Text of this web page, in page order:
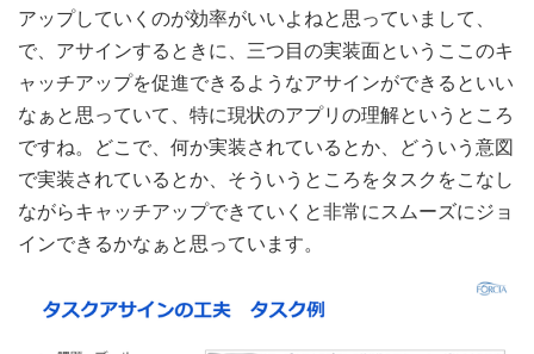
アップしていくのが効率がいいよねと思っていまして、
で、アサインするときに、三つ目の実装面というここのキ
ャッチアップを促進できるようなアサインができるといい
なぁと思っていて、特に現状のアプリの理解というところ
ですね。どこで、何か実装されているとか、どういう意図
で実装されているとか、そういうところをタスクをこなし
ながらキャッチアップできていくと非常にスムーズにジョ
インできるかなぁと思っています。